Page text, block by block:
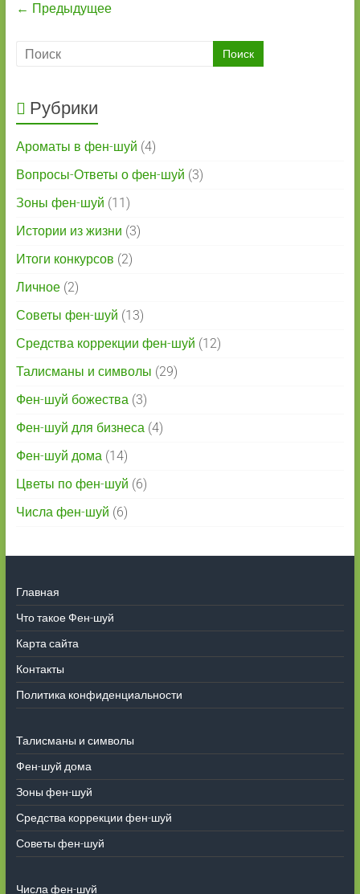
← Предыдущее
Рубрики
Ароматы в фен-шуй (4)
Вопросы-Ответы о фен-шуй (3)
Зоны фен-шуй (11)
Истории из жизни (3)
Итоги конкурсов (2)
Личное(2)
Советы фен-шуй (13)
Средства коррекции фен-шуй (12)
Талисманы и символы (29)
Фен-шуй божества(3)
Фен-шуй для бизнеса(4)
Фен-шуй дома(14)
Цветы по фен-шуй (6)
Числа фен-шуй (6)
Главная
Что такое Фен-шуй
Карта сайта
Контакты
Политика конфиденциальности
Талисманы и символы
Фен-шуй дома
Зоны фен-шуй
Средства коррекции фен-шуй
Советы фен-шуй
Числа фен-шуй